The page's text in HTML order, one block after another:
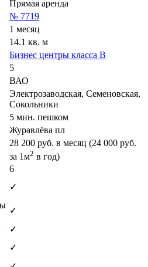
Прямая аренда
№ 7719
1 месяц
14.1 кв. м
Бизнес центры класса B
5
ВАО
Электрозаводская, Семеновская,
Сокольники
5 мин. пешком
Журавлёва пл
28 200 руб. в месяц (24 000 руб.
за 1м2 в год)
6
✓
✓
✓
✓